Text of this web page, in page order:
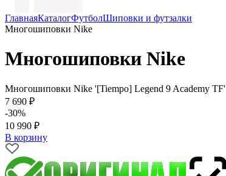
ГлавнаяКаталогФутболШиповки и футзалки
Многошиповки Nike
Многошиповки Nike
Многошиповки Nike '[Tiempo] Legend 9 Academy TF'
7 690 ₽
-30%
10 990 ₽
В корзину